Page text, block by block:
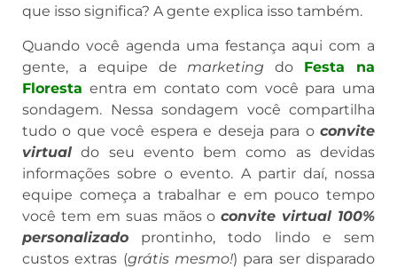
que isso significa? A gente explica isso também.
Quando você agenda uma festança aqui com a
gente, a equipe demarketing do Festa na
Floresta entra em contato com você para uma
sondagem. Nessa sondagem você compartilha
tudo o que você espera e deseja para o convite
virtual do seu evento bem como as devidas
informações sobre o evento. A partir daí, nossa
equipe começa a trabalhar e em pouco tempo
você tem em suas mãos oconvite virtual 100%
personalizado prontinho, todo lindo e sem
custos extras (grátis mesmo!) para ser disparado